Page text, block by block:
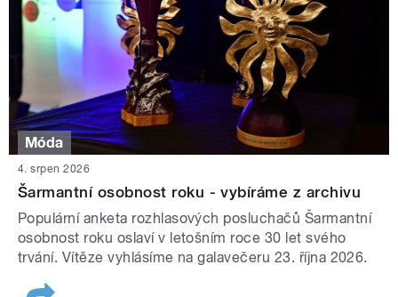
Móda
4. srpen 2026
Šarmantní osobnost roku - vybíráme z archivu
Populární anketa rozhlasových posluchačů Šarmantní
osobnost roku oslaví v letošním roce 30 let svého
trvání. Vítěze vyhlásíme na galavečeru 23. října 2026.